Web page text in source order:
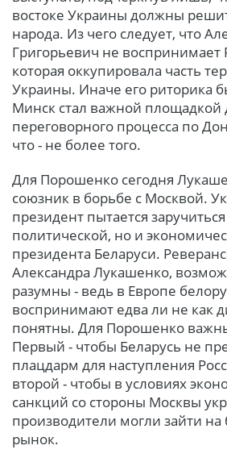
востоке Украины должны
народа. Из чего следует, что
Григорьевич не воспринимает
которая оккупировала часть
Украины. Иначе его риторика
Минск стал важной площадкой
переговорного процесса по
что - не более того.
Для Порошенко сегодня
союзник в борьбе с Москвой.
президент пытается
политической, но и
президента Беларуси.
Александра Лукашенко,
разумны - ведь в Европе
воспринимают едва ли не как
понятны. Для Порошенко
Первый - чтобы Беларусь не
плацдарм для наступления
второй - чтобы в условиях
санкций со стороны Москвы
производители могли зайти на
рынок.